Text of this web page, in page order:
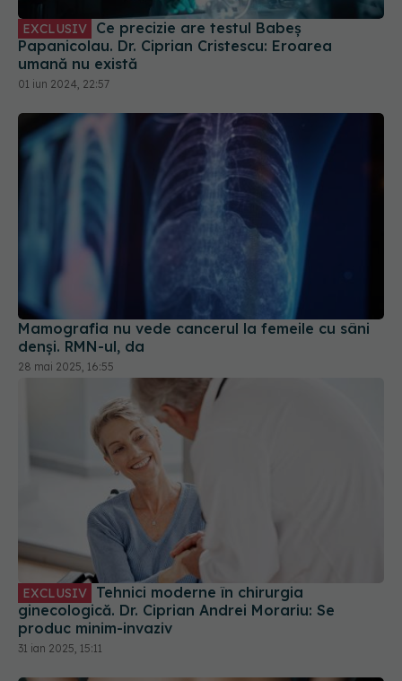
EXCLUSIV
Papanicolau. Dr. Ciprian Cristescu: Eroarea
umană nu există
01 iun 2024, 22:57
Mamografia nu vede cancerul la femeile cu sâni
denși. RMN-ul, da
28 mai 2025, 16:55
EXCLUSIV
ginecologică. Dr. Ciprian Andrei Morariu: Se
produc minim-invaziv
31 ian 2025, 15:11